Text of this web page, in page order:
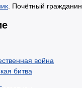
. Почётный гражданин
война
битва